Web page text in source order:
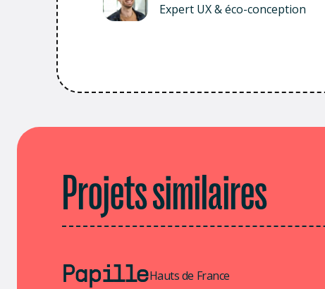
Expert UX & éco-conception
Projets similaires
Hauts de France
Papille